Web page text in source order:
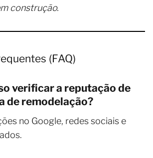
construção.
(FAQ)
verificar a reputação de
de remodelação?
no Google, redes sociais e